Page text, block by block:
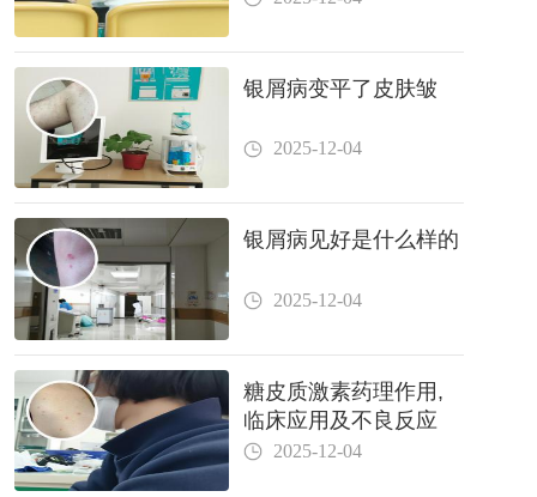
银屑病变平了皮肤皱
2025-12-04
银屑病见好是什么样的
2025-12-04
糖皮质激素药理作用,
临床应用及不良反应
2025-12-04